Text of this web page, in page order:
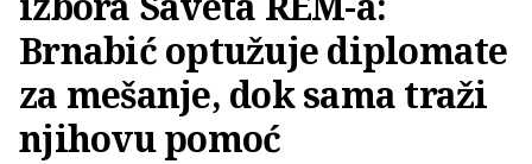
Brnabić optužuje diplomate
za mešanje, dok sama traži
njihovu pomoć